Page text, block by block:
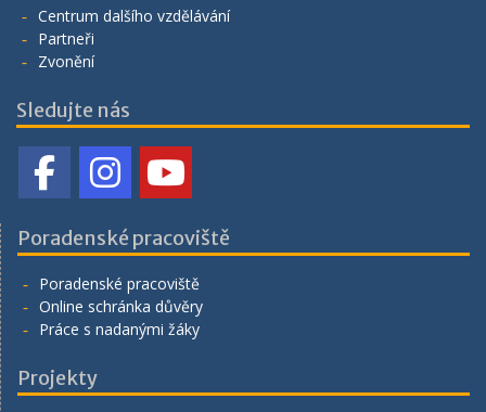
Centrum dalšího vzdělávání
Partneři
Zvonění
Sledujte nás
Poradenské pracoviště
Poradenské pracoviště
Online schránka důvěry
Práce s nadanými žáky
Projekty